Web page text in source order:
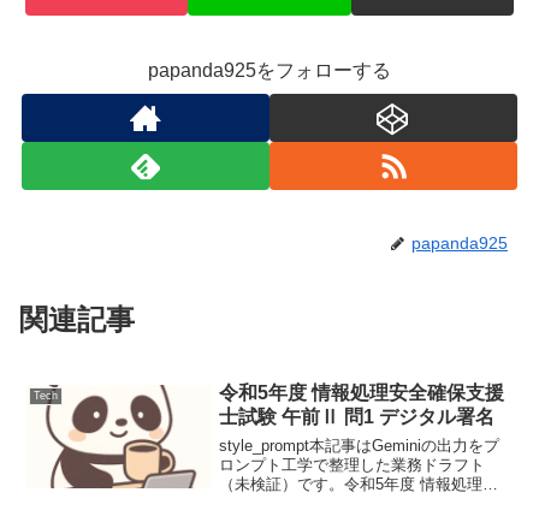
papanda925をフォローする
papanda925
関連記事
Tech
令和5年度 情報処理安全確保支援
士試験 午前Ⅱ 問1 デジタル署名
style_prompt本記事はGeminiの出力をプ
ロンプト工学で整理した業務ドラフト
（未検証）です。令和5年度 情報処理安